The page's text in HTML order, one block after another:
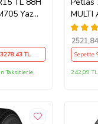
Yaz
3278,43 TL
Taksitlerle
MULTI
2521
Sepette
242,09